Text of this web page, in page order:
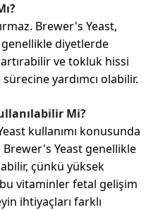
Brewer's Yeast,
diyetlerde
artırabilir ve tokluk hissi
yardımcı olabilir.
Mi?
kullanımı konusunda
Yeast genellikle
çünkü yüksek
vitaminler fetal gelişim
ihtiyaçları farklı